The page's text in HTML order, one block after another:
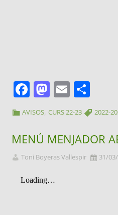
Facebook
Mastodon
Email
AVISOS ,CURS 22-23 2022-
MENÚ MENJADOR
Toni Boyeras Vallespir 31/